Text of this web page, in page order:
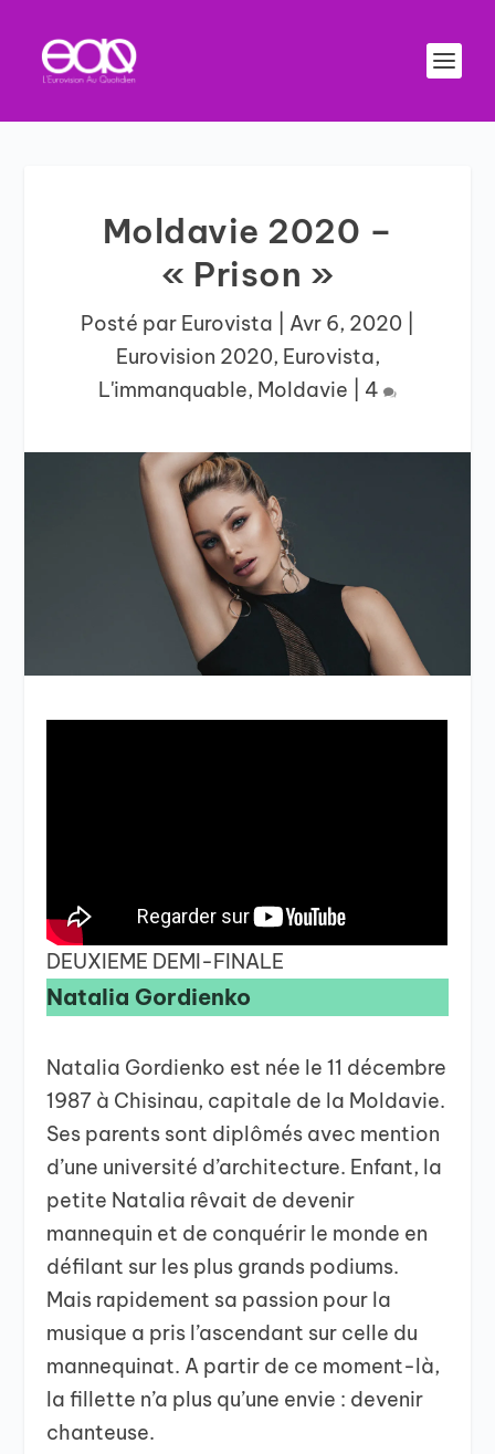
Moldavie 2020 –
« Prison »
Posté par Eurovista Avr 6, 2020
Eurovision 2020, Eurovista,
L'immanquable, Moldavie 4
DEUXIEME DEMI-FINALE
Natalia Gordienko
Natalia Gordienko est née le 11 décembre
1987 à Chisinau, capitale de la Moldavie.
Ses parents sont diplômés avec mention
d’une université d’architecture. Enfant, la
petite Natalia rêvait de devenir
mannequin et de conquérir le monde en
défilant sur les plus grands podiums.
Mais rapidement sa passion pour la
musique a pris l’ascendant sur celle du
mannequinat. A partir de ce moment-là,
la fillette n’a plus qu’une envie : devenir
chanteuse.